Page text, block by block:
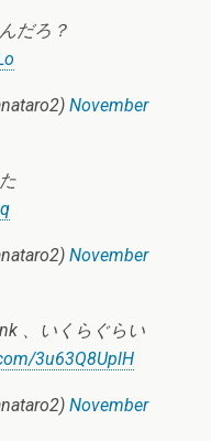
だろ？
November
November
、いくらぐらい
3u63Q8UplH
November